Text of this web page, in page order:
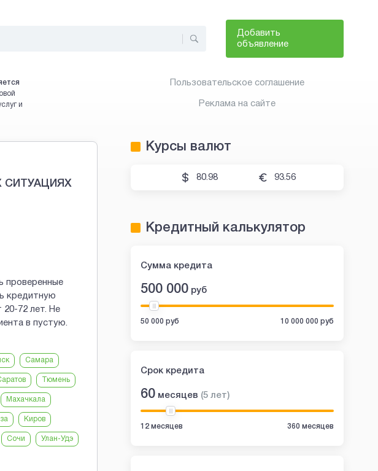
Добавить
объявление
и
проверенные
кредитную
20-72 лет. Не
в пустую.
Самара
Тюмень
Махачкала
Киров
Сочи Улан-Удэ
Пользовательское соглашение
Реклама на сайте
Курсы валют
80.98 93.56
Кредитный калькулятор
Сумма кредита
500 000 руб
50 000 руб 10 000 000 руб
Срок кредита
60 месяцев (5 лет)
12 месяцев 360 месяцев